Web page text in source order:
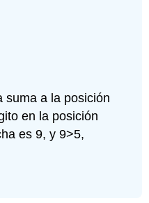
suma a la posición
en la posición
es 9, y 9>5,